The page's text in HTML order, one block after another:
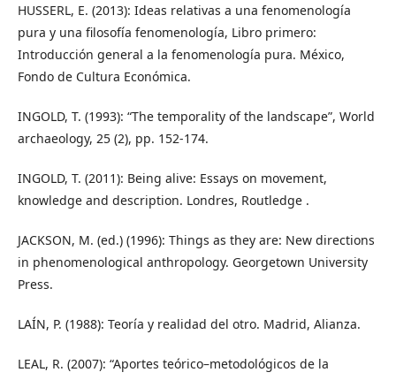
HUSSERL, E. (2013): Ideas relativas a una fenomenología
pura y una filosofía fenomenología, Libro primero:
Introducción general a la fenomenología pura. México,
Fondo de Cultura Económica.
INGOLD, T. (1993): “The temporality of the landscape”, World
archaeology, 25 (2), pp. 152-174.
INGOLD, T. (2011): Being alive: Essays on movement,
knowledge and description. Londres, Routledge .
JACKSON, M. (ed.) (1996): Things as they are: New directions
in phenomenological anthropology. Georgetown University
Press.
LAÍN, P. (1988): Teoría y realidad del otro. Madrid, Alianza.
LEAL, R. (2007): “Aportes teórico–metodológicos de la